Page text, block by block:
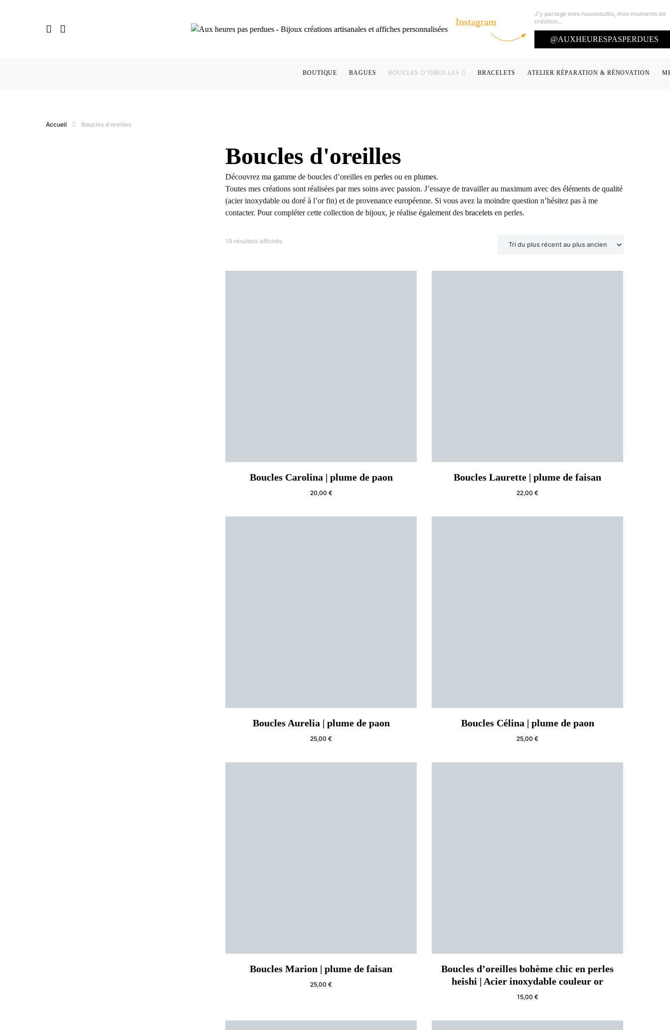
Instagram
J'y partage mes nouveautés, mes moments de
création...
@AUXHEURESPASPERDUES
BOUTIQUE BAGUES BOUCLES D’OREILLES BRACELETS ATELIER RÉPARATION & RÉNOVATION
Accueil Boucles d'oreilles
Boucles d'oreilles
Découvrez ma gamme de boucles d’oreilles en perles ou en plumes.
Toutes mes créations sont réalisées par mes soins avec passion. J’essaye de travailler au maximum avec des éléments de qualité
(acier inoxydable ou doré à l’or fin) et de provenance européenne. Si vous avez la moindre question n’hésitez pas à me
contacter. Pour compléter cette collection de bijoux, je réalise également des bracelets en perles.
19 résultats affichésTrié du plus récent au plus ancien
Boucles Carolina | plume de paon
20,00 €
Boucles Laurette | plume de faisan
22,00€
Boucles Aurelia | plume de paon
25,00 €
Boucles Célina | plume de paon
25,00€
Boucles Marion | plume de faisan
25,00 €
Boucles d’oreilles bohème chic en perles
heishi | Acier inoxydable couleur or
15,00 €